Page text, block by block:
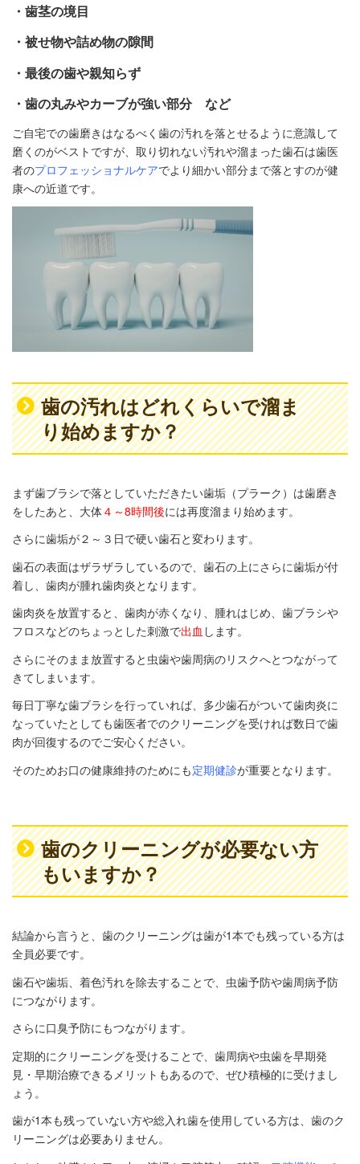
・歯茎の境目
・被せ物や詰め物の隙間
・最後の歯や親知らず
・歯の丸みやカーブが強い部分 など
ご自宅での歯磨きはなるべく歯の汚れを落とせるように意識して
磨くのがベストですが、取り切れない汚れや溜まった歯石は歯医
者のプロフェッショナルケアでより細かい部分まで落とすのが健
康への近道です。
歯の汚れはどれくらいで溜ま
り始めますか？
まず歯ブラシで落としていただきたい歯垢（プラーク）は歯磨き
をしたあと、大体４～8時間後には再度溜まり始めます。
さらに歯垢が２～３日で硬い歯石と変わります。
歯石の表面はザラザラしているので、歯石の上にさらに歯垢が付
着し、歯肉が腫れ歯肉炎となります。
歯肉炎を放置すると、歯肉が赤くなり、腫れはじめ、歯ブラシや
フロスなどのちょっとした刺激で出血 します。
さらにそのまま放置すると虫歯や歯周病のリスクへとつながって
きてしまいます。
毎日丁寧な歯ブラシを行っていれば、多少歯石がついて歯肉炎に
なっていたとしても歯医者でのクリーニングを受ければ数日で歯
肉が回復するのでご安心ください。
そのためお口の健康維持のためにも定期健診が重要となります。
歯のクリーニングが必要ない方
もいますか？
結論から言うと、歯のクリーニングは歯が1本でも残っている方は
全員必要です。
歯石や歯垢、着色汚れを除去することで、虫歯予防や歯周病予防
につながります。
さらに口臭予防にもつながります。
定期的にクリーニングを受けることで、歯周病や虫歯を早期発
見・早期治療できるメリットもあるので、ぜひ積極的に受けまし
ょう。
歯が1本も残っていない方や総入れ歯を使用している方は、歯のク
リーニングは必要ありません。